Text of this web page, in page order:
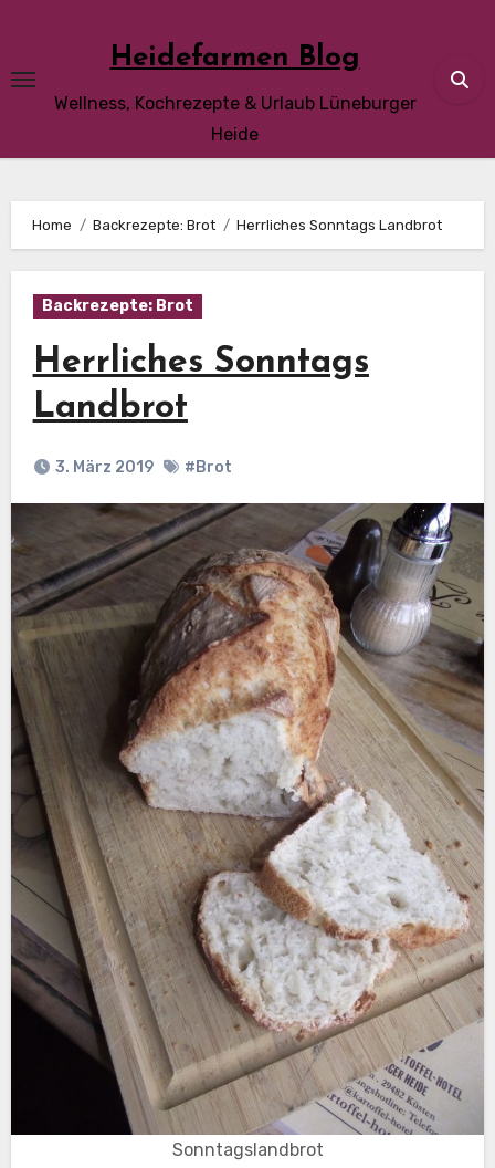
content
Heidefarmen Blog
Wellness, Kochrezepte & Urlaub Lüneburger
Heide
Home Backrezepte: Brot Herrliches Sonntags Landbrot
Backrezepte: Brot
Herrliches Sonntags
Landbrot
3. März 2019 #Brot
Sonntagslandbrot